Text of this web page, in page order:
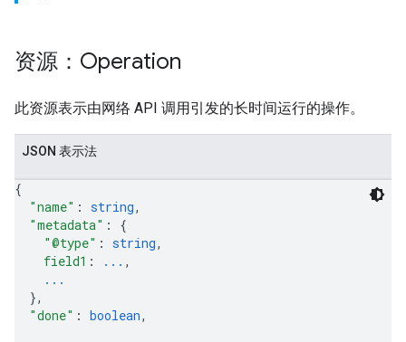
资源：Operation
此资源表示由网络 API 调用引发的长时间运行的操作。
JSON 表示法
{
"name" : string,
"metadata" : {
"@type" : string,
field1 : ... ,
...
},
"done" : boolean,